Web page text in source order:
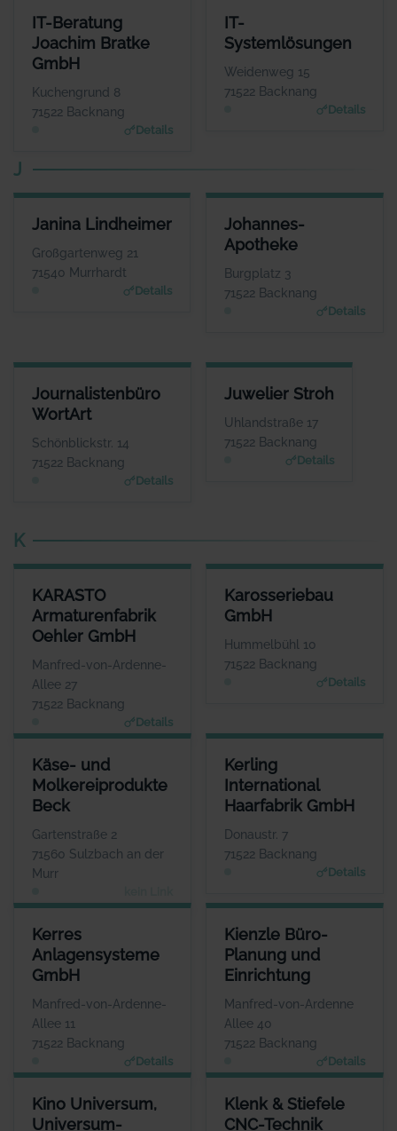
IT-Beratung
Joachim Bratke
GmbH
Kuchengrund 8
71522 Backnang
Details
IT-BERATUNG JOACHIM BRATKE GMBH
ANSPRECHPARTNER
Herr Joachim Bratke
WEBSITE
www.kabelinternetberatung.de
IT-
Systemlösungen
Weidenweg 15
71522 Backnang
Details
ANSPRECHPARTNER
Herr Jürgen
Lehmann
www.itsystemloesunge
n.de
J
Janina Lindheimer
Großgartenweg 21
71540 Murrhardt
Details
JANINA LINDHEIMER
Frau Janina
Lindheimer
WEBSITE
www.lindheimer.aktuell
Johannes-
Apotheke
Burgplatz 3
71522 Backnang
Details
JOHANNES-APOTHEKE
ANSPRECHPARTNER
Herr Thomas Förster
www.johannes-apothek
Journalistenbüro
WortArt
Schönblickstr. 14
71522 Backnang
Details
JOURNALISTENBÜRO WORTART
Frau Birgit Schneider
www.wortart-texte.de
Juwelier Stroh
Uhlandstraße 17
71522 Backnang
Details
JUWELIER STROH
Herr Götz Stroh
www.juwelier-stroh.de
K
KARASTO
Armaturenfabrik
Oehler GmbH
Manfred-von-Ardenne-
Allee 27
71522 Backnang
Details
KARASTO ARMATURENFABRIK OEHLER GMBH
ANSPRECHPARTNER
Frau Carola Reese
WEBSITE
www.karasto.de
Karosseriebau
GmbH
Hummelbühl 10
71522 Backnang
Details
KAROSSERIEBAU GMBH
ANSPRECHPARTNER
Herr Romy Fritz
www.fritz-karosserieba
Käse- und
Molkereiprodukte
Beck
Gartenstraße 2
71560 Sulzbach an der
Murr
KÄSE- UND MOLKEREIPRODUKTE BECK
ANSPRECHPARTNER
Herr Eberhard Beck
WEBSITE
Kerling
International
Haarfabrik GmbH
Donaustr. 7
71522 Backnang
Details
KERLING INTERNATIONAL
Kerres
Anlagensysteme
GmbH
Manfred-von-Ardenne-
Allee 11
71522 Backnang
Details
KERRES ANLAGENSYSTEME GMBH
Herr Viktor Pal
Kienzle Büro-
Planung und
Einrichtung
Manfred-von-Ardenne
Allee 40
71522 Backnang
Details
KIENZLE BÜRO- PLANUNG
Kino Universum,
Universum-
KINO UNIVERSUM, UNIVERSUM-FILMTHEATER GMBH
ANSPRECHPARTNER
Klenk & Stiefele
CNC-Technik
KLENK & STIEFELE CNC-